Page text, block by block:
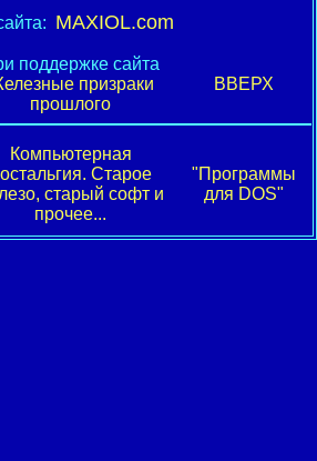
MAXIOL.com
поддержке сайта
призраки
прошлого
ВВЕРХ
Компьютерная
Старое
старый софт и
прочее...
"Программы
для DOS"